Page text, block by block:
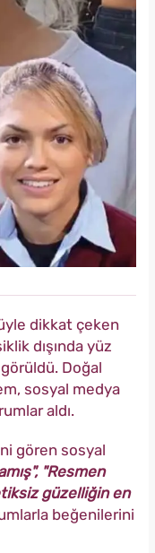
dikkat çeken
dışında yüz
Doğal
sosyal medya
aldı.
gören sosyal
"Resmen
güzelliğin en
beğenilerini